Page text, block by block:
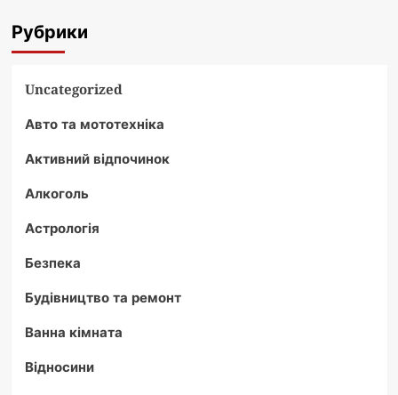
Рубрики
Uncategorized
Авто та мототехніка
Активний відпочинок
Алкоголь
Астрологія
Безпека
Будівництво та ремонт
Ванна кімната
Відносини